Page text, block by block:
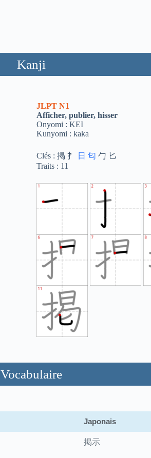
Kanji
JLPT N1
Afficher, publier, hisser
Onyomi : KEI
Kunyomi : kaka
Clés : 掲 扌 日 匂 勹 匕
Traits : 11
Vocabulaire
Japonais
掲示